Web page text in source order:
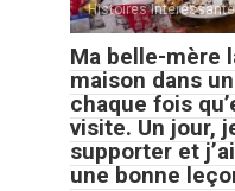
Histoires
Ma belle-mère
maison dans
chaque fois
visite. Un jour,
supporter et
une bonne